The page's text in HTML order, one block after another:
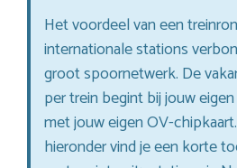
Het voordeel van een
internationale stations
groot spoornetwerk. De
per trein begint bij jouw
met jouw eigen OV-
hieronder vind je een korte